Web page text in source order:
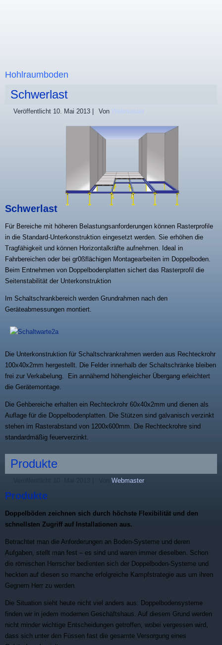
Hohlraumboden
Schwerlast
Veröffentlicht 10. Mai 2013 Von Webmaster
Schwerlast
Für Bereiche mit höheren Belastungsanforderungen können Rasterprofile
in die Standard-Unterkonstruktion eingesetzt werden. Sie erhöhen die
Tragfähigkeit und können Horizontalkräfte aufnehmen. Ideal in
Fahrbereichen oder bei gr0ßflächigen Montagearbeiten im Doppelboden.
Beim Entnehmen von Doppelbodenplatten sichert das Rasterprofil die
Seitenstabilität der Unterkonstruktion
Im Schaltschrankbereich werden Grundrahmen nach den
Geräteabmessungen montiert.
Die Unterkonstruktion für Schaltschrankrahmen werden aus Rechteckrohr
100x40x2mm hergestellt. Die Felder innerhalb der Schaltschränke bleiben
frei zur Verkabelung. Ein annähernd höhengleicher Übergang erleichtert
die Gerätemontage.
Die Gehbereiche erhalten ein Rechteckrohr 60x40x2mm und dienen als
Auflage für die Doppelbodenplatten. Die Stützen sind galvanisch verzinkt
stehen im Rasterabstand von 1200x600mm. Die Rechteckrohre sind
standardmäßig feuerverzinkt.
Produkte
Webmaster
Produkte
Doppelböden zeichnen sich durch höchste Flexibilität und den
schnellsten Zugriff auf Installationen aus.
Betrachtet man die Anforderungen an Boden-Systeme und deren
Aufgaben, stellt man fest – es sind und waren immer dieselben. Schon
die römischen Herrscher bedienten sich der Doppelboden-Systeme und
heckten auf diesen so manche erfolgreiche Kampfstrategie aus um ihren
Gegnern Herr zu werden.
Die Situation sieht heute nicht viel anders aus: Doppelbodensysteme
finden wir in jedem modernen Geschäftshaus. Auf diesem Grund werden
nicht minder wichtige Entscheidungen getroffen, wobei vergessen wird,
dass sich unter den Füssen fast die gesamte Versorgung eines